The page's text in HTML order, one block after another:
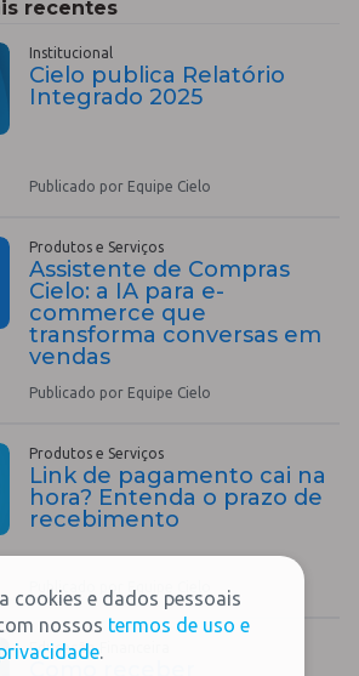
recentes
Institucional
Cielo publica Relatório
Integrado 2025
Publicado por Equipe Cielo
Produtos e Serviços
Assistente de Compras
Cielo: a IA para e-
commerce que
transforma conversas em
vendas
Publicado por Equipe Cielo
Produtos e Serviços
Link de pagamento cai na
hora? Entenda o prazo de
recebimento
Publicado por Equipe Cielo
Educação Financeira
cookies e dados pessoais
nossos termos de uso e
.